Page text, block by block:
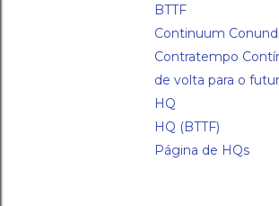
BTTF
Continuum
Contratempo
de volta para o
HQ
HQ (BTTF)
Página de HQs